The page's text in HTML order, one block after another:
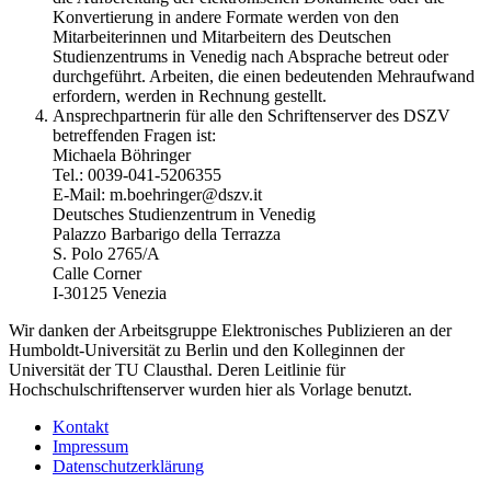
Konvertierung in andere Formate werden von den
Mitarbeiterinnen und Mitarbeitern des Deutschen
Studienzentrums in Venedig nach Absprache betreut oder
durchgeführt. Arbeiten, die einen bedeutenden Mehraufwand
erfordern, werden in Rechnung gestellt.
Ansprechpartnerin für alle den Schriftenserver des DSZV
betreffenden Fragen ist:
Michaela Böhringer
Tel.: 0039-041-5206355
E-Mail: m.boehringer@dszv.it
Deutsches Studienzentrum in Venedig
Palazzo Barbarigo della Terrazza
S. Polo 2765/A
Calle Corner
I-30125 Venezia
Wir danken der Arbeitsgruppe Elektronisches Publizieren an der
Humboldt-Universität zu Berlin und den Kolleginnen der
Universität der TU Clausthal. Deren Leitlinie für
Hochschulschriftenserver wurden hier als Vorlage benutzt.
Kontakt
Impressum
Datenschutzerklärung